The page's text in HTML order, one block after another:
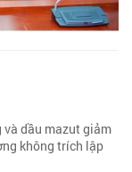
và dầu mazut giảm
không trích lập